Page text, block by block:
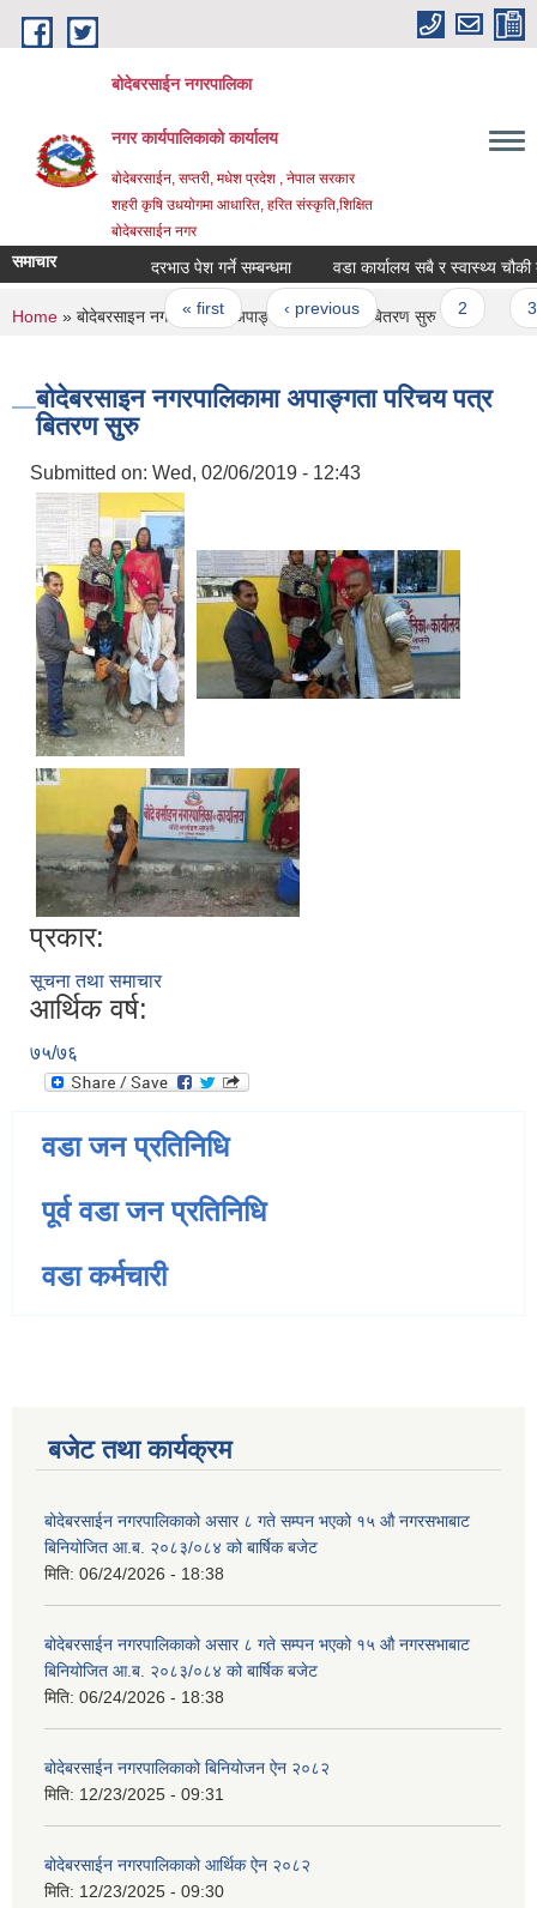
Skip to main content
बोदेबरसाईन नगरपालिका
नगर कार्यपालिकाको कार्यालय
बोदेबरसाईन, सप्तरी, मधेश प्रदेश , नेपाल सरकार
शहरी कृषि उधयोगमा आधारित, हरित संस्कृति,शिक्षित
बोदेबरसाईन नगर
समाचार दरभाउ पेश गर्ने सम्बन्धमा वडा कार्यालय सबै र स्वास्थ्य चौकी
Pages
« first ‹ previous …
You are here
Home » बोदेबरसाइन नगरपालिकामा अपाङ्गता परिचय पत्र बितरण सुरु
बोदेबरसाइन नगरपालिकामा अपाङ्गता परिचय पत्र
बितरण सुरु
Submitted on: Wed, 02/06/2019 - 12:43
प्रकार:
सूचना तथा समाचार
आर्थिक वर्ष:
७५/७६
वडा जन प्रतिनिधि
पूर्व वडा जन प्रतिनिधि
वडा कर्मचारी
बजेट तथा कार्यक्रम
बोदेबरसाईन नगरपालिकाको असार ८ गते सम्पन भएको १५ ‍‍‍औ नगरसभाबाट
बिनियोजित आ.ब. २०८३/०८४ को बार्षिक बजेट
मिति: 06/24/2026 - 18:38
बोदेबरसाईन नगरपालिकाको असार ८ गते सम्पन भएको १५ ‍‍‍औ नगरसभाबाट
बिनियोजित आ.ब. २०८३/०८४ को बार्षिक बजेट
मिति: 06/24/2026 - 18:38
बोदेबरसाईन नगरपालिकाको बिनियोजन ऐन २०८२
मिति: 12/23/2025 - 09:31
बोदेबरसाईन नगरपालिकाको आर्थिक ऐन २०८२
मिति: 12/23/2025 - 09:30